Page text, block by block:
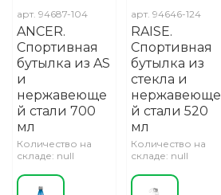
арт. 94687-104
ANCER.
Спортивная
бутылка из AS
и
нержавеюще
й стали 700
мл
Количество на
складе: null
арт.94646-124
RAISE.
Спортивная
бутылка из
стекла и
нержавеюще
й стали 520
мл
Количество на
складе: null